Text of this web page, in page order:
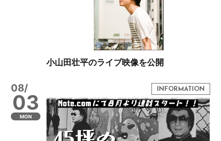
小山田壮平のライブ映像を公開
08/
03
MON